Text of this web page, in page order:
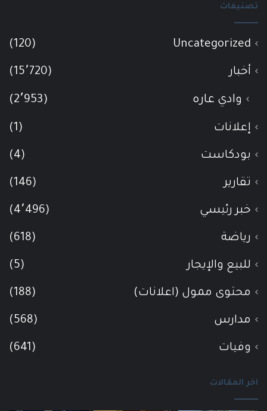
تصنيفات
Uncategorized
(120)
أخبار (15٬720)
وادي عاره (2٬953)
إعلانات (1)
بودكاست (4)
تقارير (146)
خبر رئيسي (4٬496)
رياضة (618)
للبيع والإيجار (5)
محتوى ممول (اعلانات) (188)
مدارس (568)
وفيات (641)
اخر المقالات